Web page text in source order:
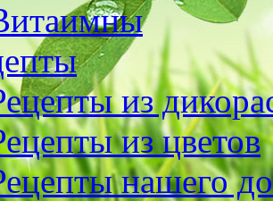
из
из цветов
нашего